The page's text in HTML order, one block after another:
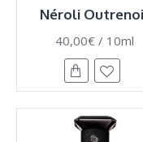
Néroli
40,00€ / 10ml